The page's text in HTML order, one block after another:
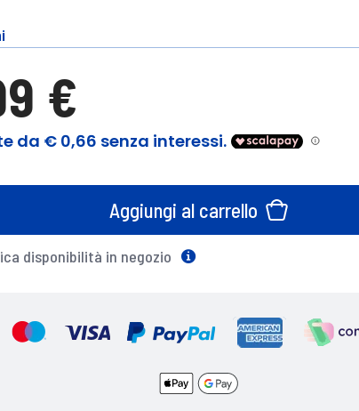
€
Aggiungi al carrello
disponibilità in negozio